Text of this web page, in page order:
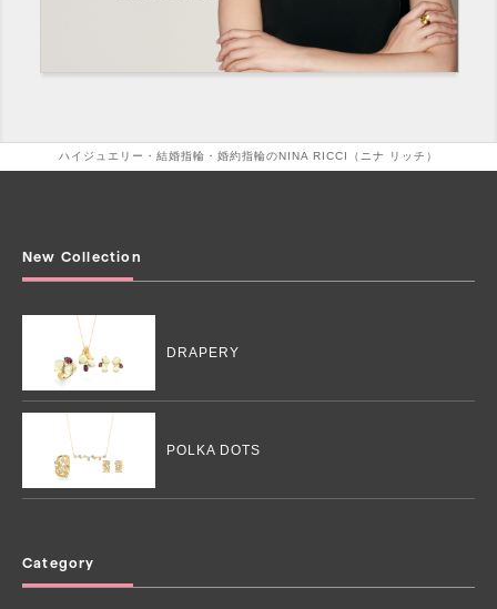
ハイジュエリー・結婚指輪・婚約指輪のNINA RICCI（ニナ リッチ）
New Collection
DRAPERY
POLKA DOTS
Category